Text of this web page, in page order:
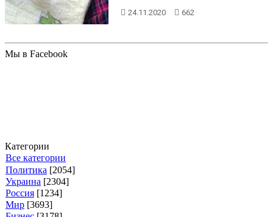
потенциальных клиентов для продажи
24.11.2020 662
Мы в Facebook
Категории
Все категории
Политика [2054]
Украина [2304]
Россия [1234]
Мир [3693]